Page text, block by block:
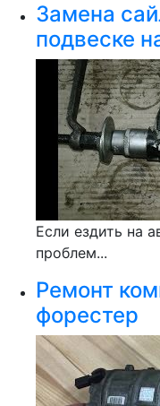
Замена
подвеске
Если ездить на
проблем...
Ремонт
форестер